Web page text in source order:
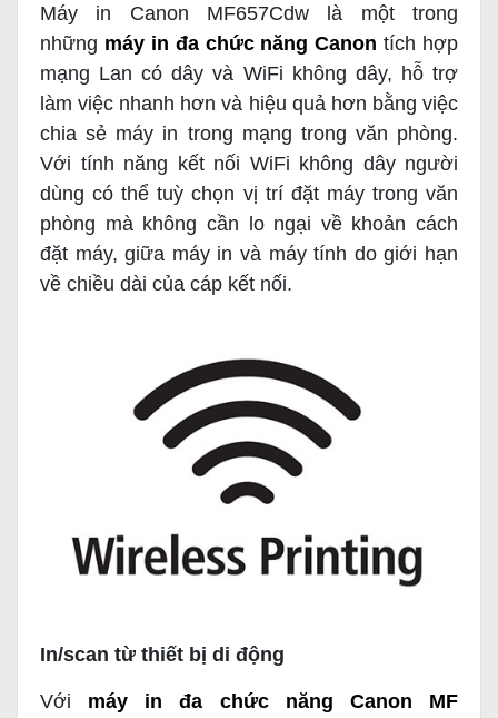
Máy in Canon MF657Cdw là một trong
những máy in đa chức năng Canon tích hợp
mạng Lan có dây và WiFi không dây, hỗ trợ
làm việc nhanh hơn và hiệu quả hơn bằng việc
chia sẻ máy in trong mạng trong văn phòng.
Với tính năng kết nối WiFi không dây người
dùng có thể tuỳ chọn vị trí đặt máy trong văn
phòng mà không cần lo ngại về khoản cách
đặt máy, giữa máy in và máy tính do giới hạn
về chiều dài của cáp kết nối.
In/scan từ thiết bị di động
Với máy in đa chức năng Canon MF